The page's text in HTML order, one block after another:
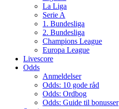
La Liga
Serie A
1. Bundesliga
2. Bundesliga
Champions League
Europa League
Livescore
Odds
Anmeldelser
Odds: 10 gode råd
Odds: Ordbog
Odds: Guide til bonusser